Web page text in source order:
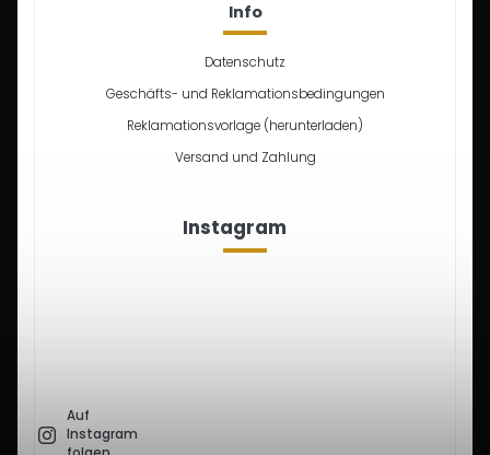
Info
Datenschutz
Geschäfts- und Reklamationsbedingungen
Reklamationsvorlage (herunterladen)
Versand und Zahlung
Instagram
Auf
Instagram